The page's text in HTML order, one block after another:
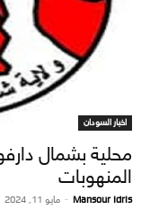
اخبار السودان
محلية بشمال
المنهوبات
Mansour Idris
- مايو 11, 2024